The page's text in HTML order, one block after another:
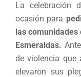
La celebración
ocasión para
las
Esmeraldas.
de violencia que
elevaron sus